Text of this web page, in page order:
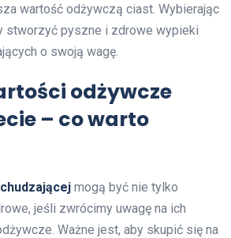
wartość odżywczą ciast. Wybierając
stworzyć pyszne i zdrowe wypieki
o swoją wagę.
odżywcze
– co warto
mogą być nie tylko
jeśli zwrócimy uwagę na ich
Ważne jest, aby skupić się na